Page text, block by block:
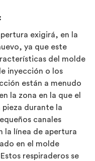
exigirá, en la
ya que este
del molde
inyección o los
están a menudo
la zona en la que el
durante la
canales
la línea de apertura
en el molde
respiraderos se